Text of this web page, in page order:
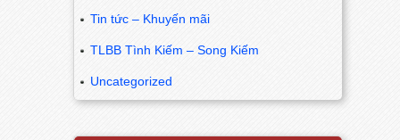
Tin tức – Khuyến mãi
TLBB Tình Kiếm – Song Kiếm
Uncategorized